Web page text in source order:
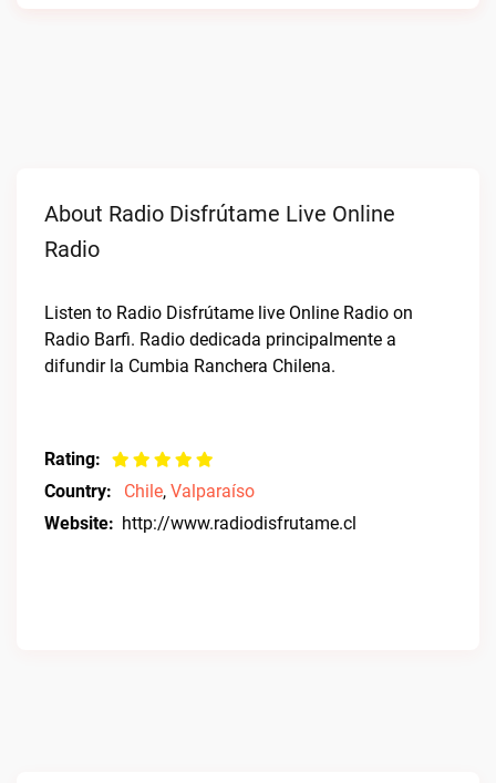
About Radio Disfrútame Live Online
Radio
Listen to Radio Disfrútame live Online Radio on
Radio Barfi. Radio dedicada principalmente a
difundir la Cumbia Ranchera Chilena.
Rating:
Country:
Chile, Valparaíso
Website: http://www.radiodisfrutame.cl